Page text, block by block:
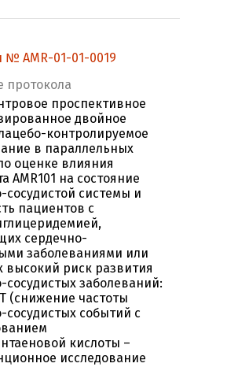
№ AMR-01-01-0019
протокола
проспективное
двойное
контролируемое
в параллельных
оценке влияния
AMR101 на состояние
сосудистой системы и
пациентов с
сердечно-
заболеваниями или
риск развития
сосудистых заболеваний:
(снижение частоты
сосудистых событий с
кислоты –
исследование